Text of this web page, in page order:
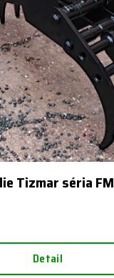
Tizmar séria FM
Detail